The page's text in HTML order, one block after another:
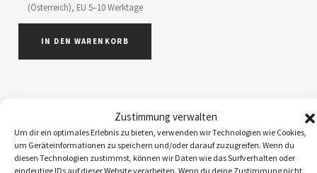
Zustimmung verwalten
Um dir ein optimales Erlebnis zu bieten, verwenden wir Technologien wie Cookies,
um Geräteinformationen zu speichern und/oder darauf zuzugreifen. Wenn du
diesen Technologien zustimmst, können wir Daten wie das Surfverhalten oder
eindeutige IDs auf dieser Website verarbeiten. Wenn du deine Zustimmung nicht
(Österreich), EU 5–10 Werktage
IN DEN WARENKORB
ABOS
1
ACCESSOIRES
5